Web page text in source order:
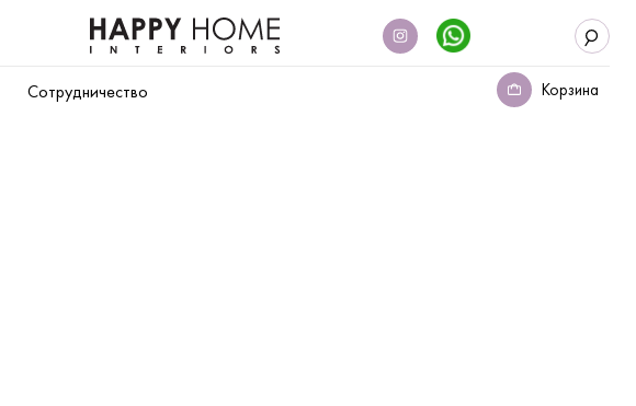
Сотрудничество Корзина